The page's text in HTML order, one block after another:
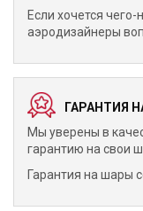
Если хочется
аэродизайнеры
ГАРАНТИЯ
Мы уверены в
гарантию на свои
Гарантия на шары